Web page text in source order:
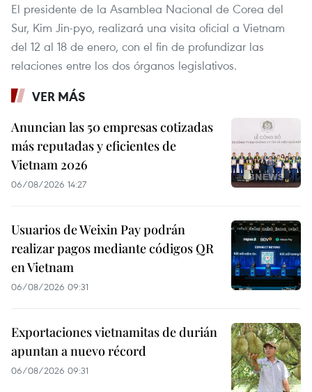
El presidente de la Asamblea Nacional de Corea del
Sur, Kim Jin-pyo, realizará una visita oficial a Vietnam
del 12 al 18 de enero, con el fin de profundizar las
relaciones entre los dos órganos legislativos.
VER MÁS
Anuncian las 50 empresas cotizadas
más reputadas y eficientes de
Vietnam 2026
06/08/2026 14:27
Usuarios de Weixin Pay podrán
realizar pagos mediante códigos QR
en Vietnam
06/08/2026 09:31
Exportaciones vietnamitas de durián
apuntan a nuevo récord
06/08/2026 09:31